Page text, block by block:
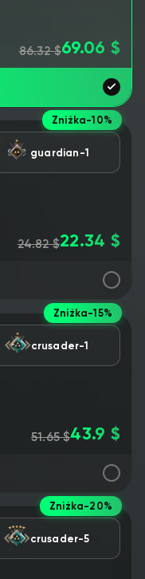
86.32 $69.06 $
Zniżka-10%
guardian-1
24.82 $22.34 $
Zniżka-15%
crusader-1
51.65 $43.9 $
Zniżka-20%
crusader-5